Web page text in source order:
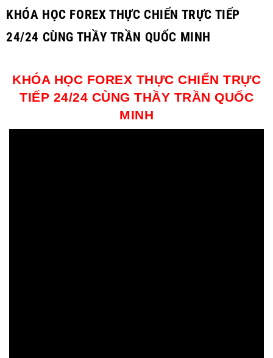
KHÓA HỌC FOREX THỰC CHIẾN TRỰC TIẾP
24/24 CÙNG THẦY TRẦN QUỐC MINH
KHÓA HỌC FOREX THỰC CHIẾN TRỰC
TIẾP 24/24 CÙNG THẦY TRẦN QUỐC
MINH